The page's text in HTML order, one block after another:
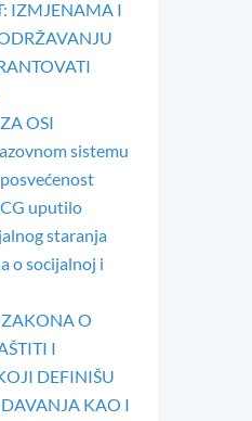
IZMJENAMA I
OSI
sistemu
uputilo
staranja
o socijalnoj i
O
I
DEFINIŠU
KAO I